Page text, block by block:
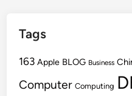
Tags
163 Apple BLOG Business
Computer Computing